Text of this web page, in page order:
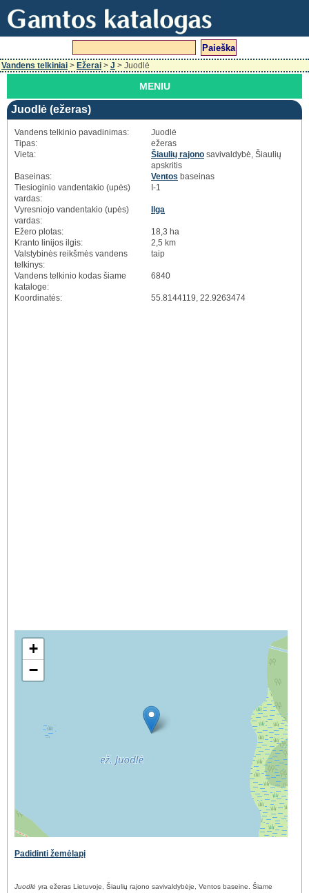
Vandens telkiniai > Ežerai > J > Juodlė
MENIU
Juodlė (ežeras)
Vandens telkinio pavadinimas:
Juodlė
Tipas:
ežeras
Vieta:
Šiaulių rajono savivaldybė, Šiaulių
apskritis
Baseinas:
Ventos baseinas
Tiesioginio vandentakio (upės)
vardas:
I-1
Vyresniojo vandentakio (upės)
vardas:
Ilga
Ežero plotas:
18,3 ha
Kranto linijos ilgis:
2,5 km
Valstybinės reikšmės vandens
telkinys:
taip
Vandens telkinio kodas šiame
kataloge:
6840
Koordinatės: 55.8144119, 22.9263474
+
−
Padidinti žemėlapį
Juodlė yra ežeras Lietuvoje, Šiaulių rajono savivaldybėje, Ventos baseine. Šiame